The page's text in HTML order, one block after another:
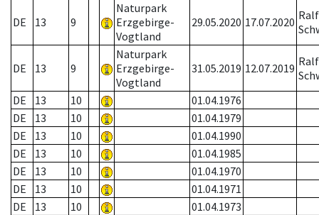
DE 13 9
Naturpark
Erzgebirge-
Vogtland
29.05.2020 17.07.2020 Ralf
DE 13 9
Naturpark
Erzgebirge-
Vogtland
31.05.2019 12.07.2019 Ralf
DE
13 10
01.04.1976
DE
13 10
01.04.1979
DE
13 10
01.04.1990
DE
13 10
01.04.1985
DE
13 10
01.04.1970
DE
13 10
01.04.1971
DE
13 10
01.04.1973